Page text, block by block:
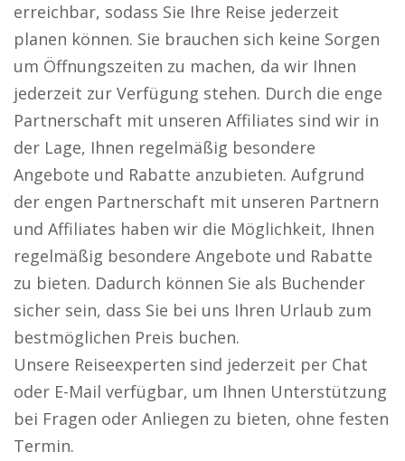
erreichbar, sodass Sie Ihre Reise jederzeit
planen können. Sie brauchen sich keine Sorgen
um Öffnungszeiten zu machen, da wir Ihnen
jederzeit zur Verfügung stehen. Durch die enge
Partnerschaft mit unseren Affiliates sind wir in
der Lage, Ihnen regelmäßig besondere
Angebote und Rabatte anzubieten. Aufgrund
der engen Partnerschaft mit unseren Partnern
und Affiliates haben wir die Möglichkeit, Ihnen
regelmäßig besondere Angebote und Rabatte
zu bieten. Dadurch können Sie als Buchender
sicher sein, dass Sie bei uns Ihren Urlaub zum
bestmöglichen Preis buchen.
Unsere Reiseexperten sind jederzeit per Chat
oder E-Mail verfügbar, um Ihnen Unterstützung
bei Fragen oder Anliegen zu bieten, ohne festen
Termin.